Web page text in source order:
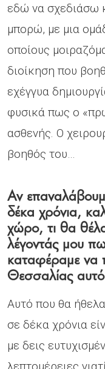
εδώ να σχεδιάσω
μπορώ, με μια
οποίους
διοίκηση που
εχέγγυα
φυσικά πως ο
ασθενής. Ο
βοηθός του…
Αν
δέκα χρόνια,
χώρο, τι θα
λέγοντάς μου
καταφέραμε να
Θεσσαλίας
Αυτό που θα
σε δέκα χρόνια
με δεις
λεπτομέρειες